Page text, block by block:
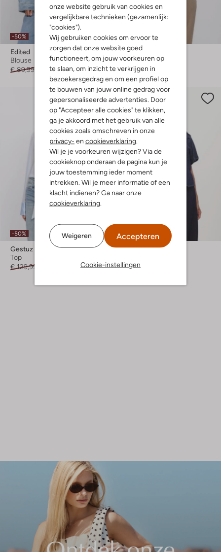
onze website gebruik van cookies en
vergelijkbare technieken (gezamenlijk:
"cookies").
Wij gebruiken cookies om ervoor te
zorgen dat onze website goed
functioneert, om jouw voorkeuren op
te slaan, om inzicht te verkrijgen in
bezoekersgedrag en om een profiel op
te bouwen van jouw online gedrag voor
gepersonaliseerde advertenties. Door
op "Accepteer alle cookies" te klikken,
ga je akkoord met het gebruik van alle
cookies zoals omschreven in onze
privacy- en cookieverklaring
Wil je je voorkeuren wijzigen? Via de
cookieknop onderaan de pagina kun je
jouw toestemming ieder moment
intrekken. Wil je meer informatie of een
klacht indienen? Ga naar onze
cookieverklaring
Weigeren Accepteren
Cookie-instellingen
-50%
Edited
Blouse
€ 89,99
€ 44,99
-30%
Modström
Blouse
€ 109,99 € 76,99
-50%
Gestuz
Top
€ 129,99
Nieuw
Caroline Biss
€ 174,99